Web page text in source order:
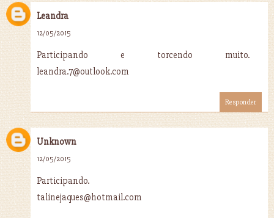
Leandra
12/05/2015
Participando e torcendo muito.
leandra.7@outlook.com
Responder
Unknown
12/05/2015
Participando.
talinejaques@hotmail.com